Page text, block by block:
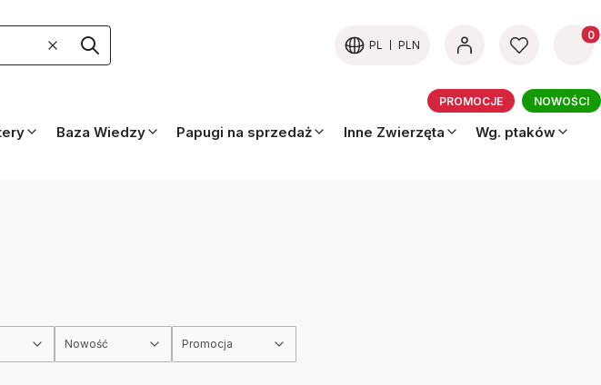
WyczyśćSzukaj PL PLN
PROMOCJE NOWOŚCI
Baza Wiedzy Papugi na sprzedaż Inne Zwierzęta
Wg. ptaków
Nowość Promocja